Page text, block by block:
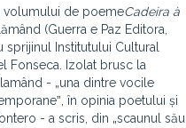
volumului de poemeCadeira à
(Guerra e Paz Editora,
Institutului Cultural
Fonseca. Izolat brusc la
- „una dintre vocile
în opinia poetului și
- a scris, din „scaunul său